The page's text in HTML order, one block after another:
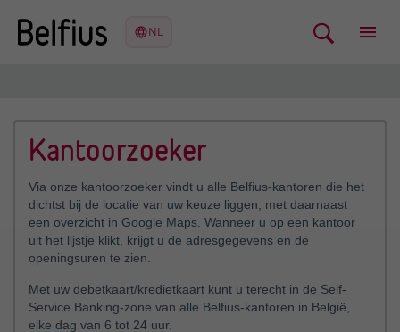
Vind een kantoor in de buurt
Kantoorzoeker
Via onze kantoorzoeker vindt u alle Belfius-kantoren die het
dichtst bij de locatie van uw keuze liggen, met daarnaast
een overzicht in Google Maps. Wanneer u op een kantoor
uit het lijstje klikt, krijgt u de adresgegevens en de
openingsuren te zien.
Met uw debetkaart/kredietkaart kunt u terecht in de Self-
Service Banking-zone van alle Belfius-kantoren in België,
elke dag van 6 tot 24 uur.